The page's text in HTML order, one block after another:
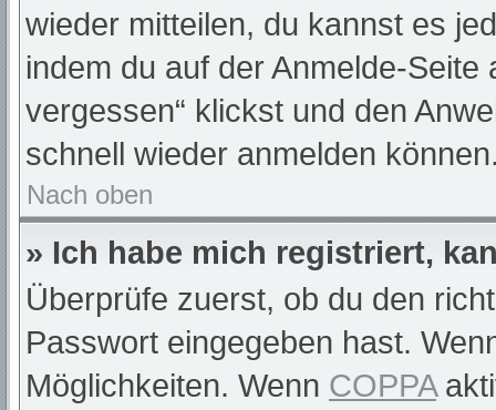
wieder mitteilen, du kannst es
indem du auf der Anmelde-Seite
vergessen“ klickst und den
schnell wieder anmelden
Nach oben
» Ich habe mich registriert,
Überprüfe zuerst, ob du den
Passwort eingegeben hast.
Möglichkeiten. Wenn COPPA